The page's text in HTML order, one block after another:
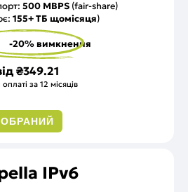
500 MBPS(fair-share)
155+ ТБ щомісяця)
-20% вимкнення
₴349.21
за 12 місяців
ОБРАНИЙ
IPv6